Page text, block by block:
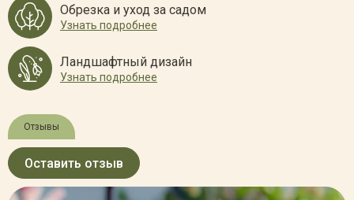
Обрезка и уход за садом
Узнать подробнее
Ландшафтный дизайн
Узнать подробнее
Отзывы
Оставить отзыв